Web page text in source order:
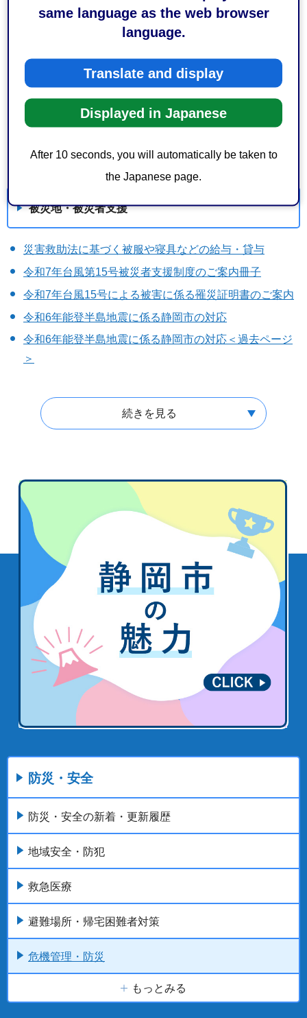
same language as the web browser
language.
Translate and display
Displayed in Japanese
After 10 seconds, you will automatically be taken to
the Japanese page.
主要な防災関連行事
全国瞬時警報システム（Jアラート）全国一斉情報伝達
試験の実施
静岡県弁護士会ニュース（被災者支援情報）
静岡市災害時協力井戸
続きを見る
被災地・被災者支援
災害救助法に基づく被服や寝具などの給与・貸与
令和7年台風第15号被災者支援制度のご案内冊子
令和7年台風15号による被害に係る罹災証明書のご案内
令和6年能登半島地震に係る静岡市の対応
令和6年能登半島地震に係る静岡市の対応＜過去ページ
＞
続きを見る
防災・安全
防災・安全の新着・更新履歴
地域安全・防犯
救急医療
避難場所・帰宅困難者対策
危機管理・防災
もっとみる